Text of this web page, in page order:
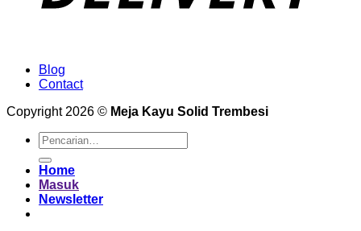
Blog
Contact
Copyright 2026 © Meja Kayu Solid Trembesi
Pencarian
untuk:
Home
Masuk
Newsletter